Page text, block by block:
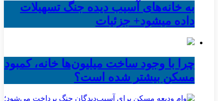
به خانه‌های آسیب دیده جنگ تسهیلات
داده میشود+ جزئیات
چرا با وجود ساخت میلیون‌ها خانه، کمبود
مسکن بیشتر شده است؟